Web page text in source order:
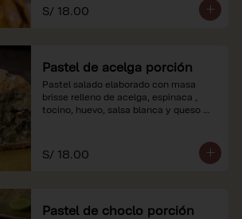
S/ 18.00
Pastel de acelga porción
Pastel salado elaborado con masa
brisse relleno de acelga, espinaca ,
tocino, huevo, salsa blanca y queso
*Nuestros precios están expresados en
soles e incluyen impuestos de ley y
S/ 18.00
Pastel de choclo porción